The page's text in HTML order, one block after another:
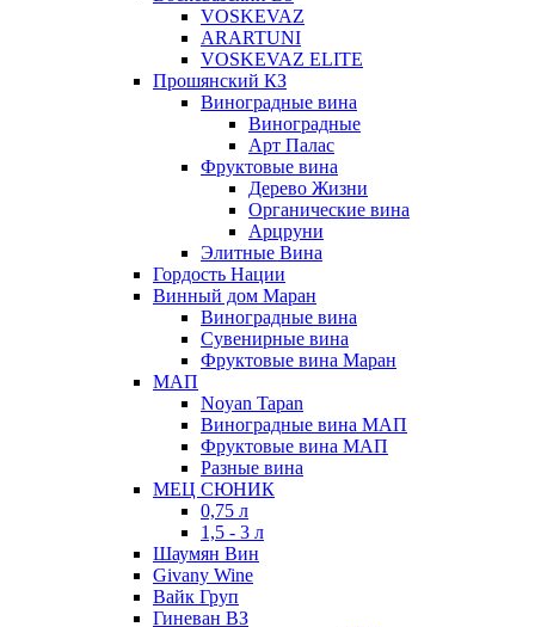
VOSKEVAZ
ARARTUNI
VOSKEVAZ ELITE
Прошянский КЗ
Виноградные вина
Виноградные
Арт Палас
Фруктовые вина
Дерево Жизни
Органические вина
Арцруни
Элитные Вина
Гордость Нации
Винный дом Маран
Виноградные вина
Сувенирные вина
Фруктовые вина Маран
МАП
Noyan Tapan
Виноградные вина МАП
Фруктовые вина МАП
Разные вина
МЕЦ СЮНИК
0,75 л
1,5 - 3 л
Шаумян Вин
Givany Wine
Вайк Груп
Гиневан ВЗ